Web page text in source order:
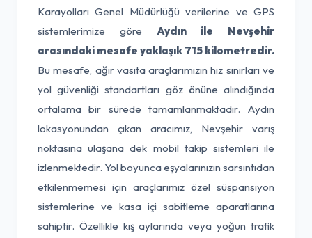
Karayolları Genel Müdürlüğü verilerine ve GPS
sistemlerimize göre Aydın ile Nevşehir
arasındaki mesafe yaklaşık 715 kilometredir.
Bu mesafe, ağır vasıta araçlarımızın hız sınırları ve
yol güvenliği standartları göz önüne alındığında
ortalama bir sürede tamamlanmaktadır. Aydın
lokasyonundan çıkan aracımız, Nevşehir varış
noktasına ulaşana dek mobil takip sistemleri ile
izlenmektedir. Yol boyunca eşyalarınızın sarsıntıdan
etkilenmemesi için araçlarımız özel süspansiyon
sistemlerine ve kasa içi sabitleme aparatlarına
sahiptir. Özellikle kış aylarında veya yoğun trafik